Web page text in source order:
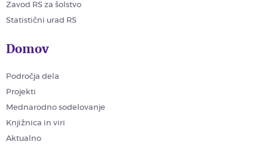
Zavod RS za šolstvo
Statistični urad RS
Domov
Področja dela
Projekti
Mednarodno sodelovanje
Knjižnica in viri
Aktualno